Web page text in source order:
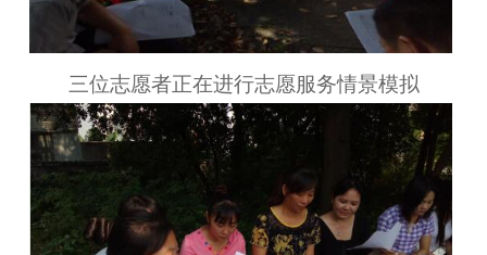
三位志愿者正在进行志愿服务情景模拟